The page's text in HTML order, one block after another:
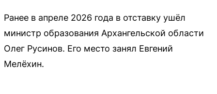
Ранее в апреле 2026 года в отставку ушёл
министр образования Архангельской области
Олег Русинов. Его место занял Евгений
Мелёхин.